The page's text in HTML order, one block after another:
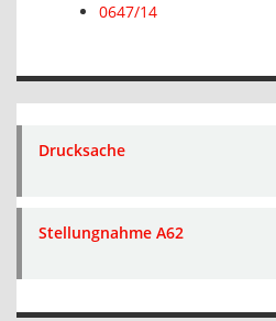
0647/14
Drucksache
Stellungnahme A62